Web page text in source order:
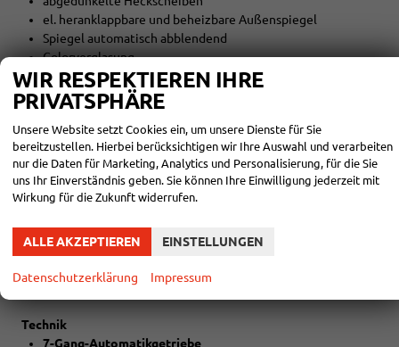
el. heranklappbare und beheizbare Außenspiegel
Spiegel automatisch abblendend
Colorverglasung
Regensensor
LED-SCHEINWERFER (VOLL)
Matrix LED
Abbiegelicht
LED-Tagfahrlicht
Lichtautomatik
Coming-Home-Funktion
Scheinwerferreinigungsanlage
Technik
7-Gang-Automatikgetriebe
WIR RESPEKTIEREN IHRE
PRIVATSPHÄRE
Unsere Website setzt Cookies ein, um unsere Dienste für Sie
bereitzustellen. Hierbei berücksichtigen wir Ihre Auswahl und verarbeiten
nur die Daten für Marketing, Analytics und Personalisierung, für die Sie
uns Ihr Einverständnis geben. Sie können Ihre Einwilligung jederzeit mit
Wirkung für die Zukunft widerrufen.
ALLE AKZEPTIEREN EINSTELLUNGEN
Datenschutzerklärung Impressum